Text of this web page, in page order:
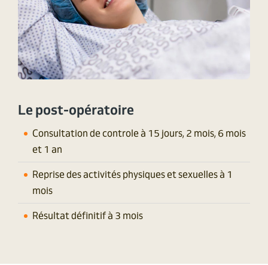
Le post-opératoire
Consultation de controle à 15 jours, 2 mois, 6 mois
et 1 an
Reprise des activités physiques et sexuelles à 1
mois
Résultat définitif à 3 mois